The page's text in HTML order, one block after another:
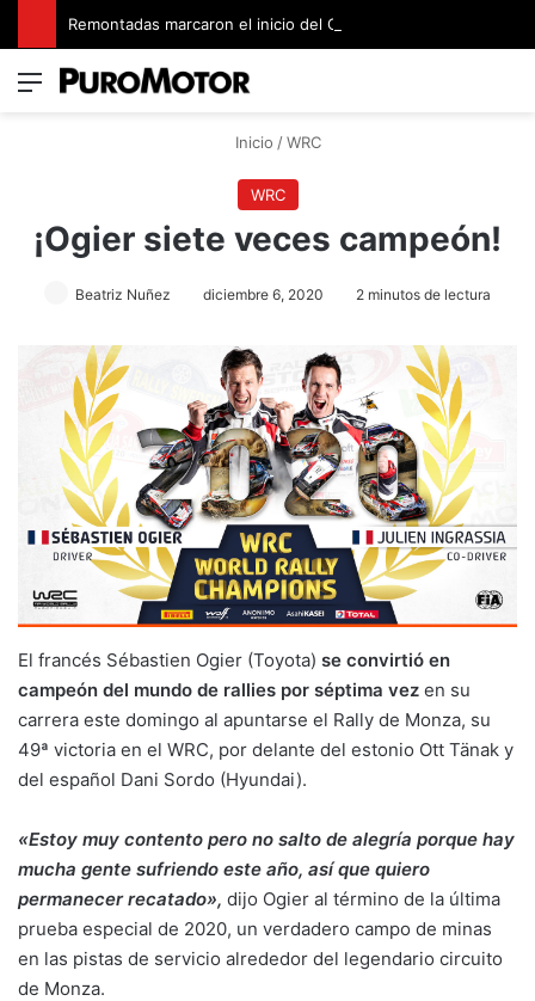
Menú
Inicio / WRC
WRC
¡Ogier siete veces campeón!
Beatriz Nuñez diciembre 6, 2020 2 minutos de lectura
El francés Sébastien Ogier (Toyota) se convirtió en
campeón del mundo de rallies por séptima vez en su
carrera este domingo al apuntarse el Rally de Monza, su
49ª victoria en el WRC, por delante del estonio Ott Tänak y
del español Dani Sordo (Hyundai).
«Estoy muy contento pero no salto de alegría porque hay
mucha gente sufriendo este año, así que quiero
permanecer recatado», dijo Ogier al término de la última
prueba especial de 2020, un verdadero campo de minas
en las pistas de servicio alrededor del legendario circuito
de Monza.